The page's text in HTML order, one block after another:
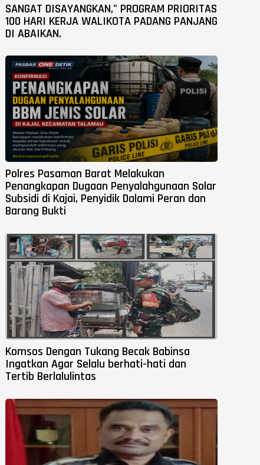
SANGAT DISAYANGKAN," PROGRAM PRIORITAS
100 HARI KERJA WALIKOTA PADANG PANJANG
DI ABAIKAN.
Polres Pasaman Barat Melakukan
Penangkapan Dugaan Penyalahgunaan Solar
Subsidi di Kajai, Penyidik Dalami Peran dan
Barang Bukti
Komsos Dengan Tukang Becak Babinsa
Ingatkan Agar Selalu berhati-hati dan
Tertib Berlalulintas